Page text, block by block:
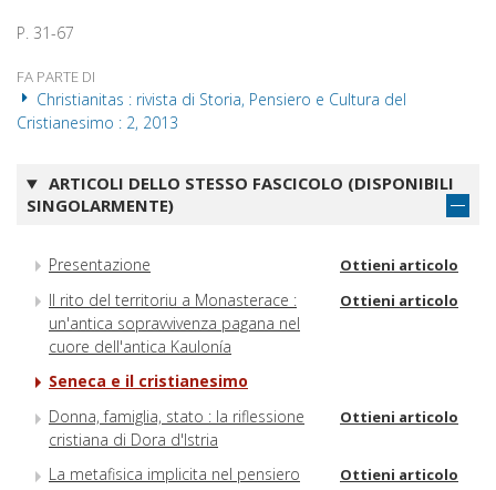
P. 31-67
FA PARTE DI
Christianitas : rivista di Storia, Pensiero e Cultura del
Cristianesimo : 2, 2013
ARTICOLI DELLO STESSO FASCICOLO (DISPONIBILI
SINGOLARMENTE)
Presentazione Ottieni articolo
Il rito del territoriu a Monasterace :
un'antica sopravvivenza pagana nel
cuore dell'antica Kaulonía
Ottieni articolo
Seneca e il cristianesimo
Donna, famiglia, stato : la riflessione
cristiana di Dora d'Istria
Ottieni articolo
La metafisica implicita nel pensiero
Ottieni articolo